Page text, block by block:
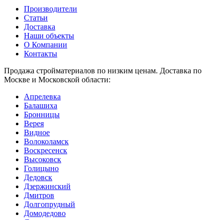
Производители
Статьи
Доставка
Наши объекты
О Компании
Контакты
Продажа стройматериалов по низким ценам. Доставка по
Москве и Московской области:
Апрелевка
Балашиха
Бронницы
Верея
Видное
Волоколамск
Воскресенск
Высоковск
Голицыно
Дедовск
Дзержинский
Дмитров
Долгопрудный
Домодедово